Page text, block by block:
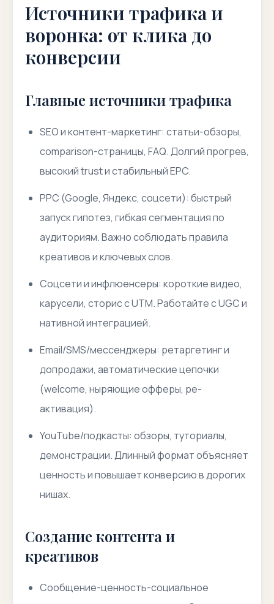
Источники трафика и
воронка: от клика до
конверсии
Главные источники трафика
SEO и контент-маркетинг: статьи-обзоры,
comparison-страницы, FAQ. Долгий прогрев,
высокий trust и стабильный EPC.
PPC (Google, Яндекс, соцсети): быстрый
запуск гипотез, гибкая сегментация по
аудиториям. Важно соблюдать правила
креативов и ключевых слов.
Соцсети и инфлюенсеры: короткие видео,
карусели, сторис с UTM. Работайте с UGC и
нативной интеграцией.
Email/SMS/мессенджеры: ретаргетинг и
допродажи, автоматические цепочки
(welcome, ныряющие офферы, ре-
активация).
YouTube/подкасты: обзоры, туториалы,
демонстрации. Длинный формат объясняет
ценность и повышает конверсию в дорогих
нишах.
Создание контента и
креативов
Сообщение-ценность-социальное